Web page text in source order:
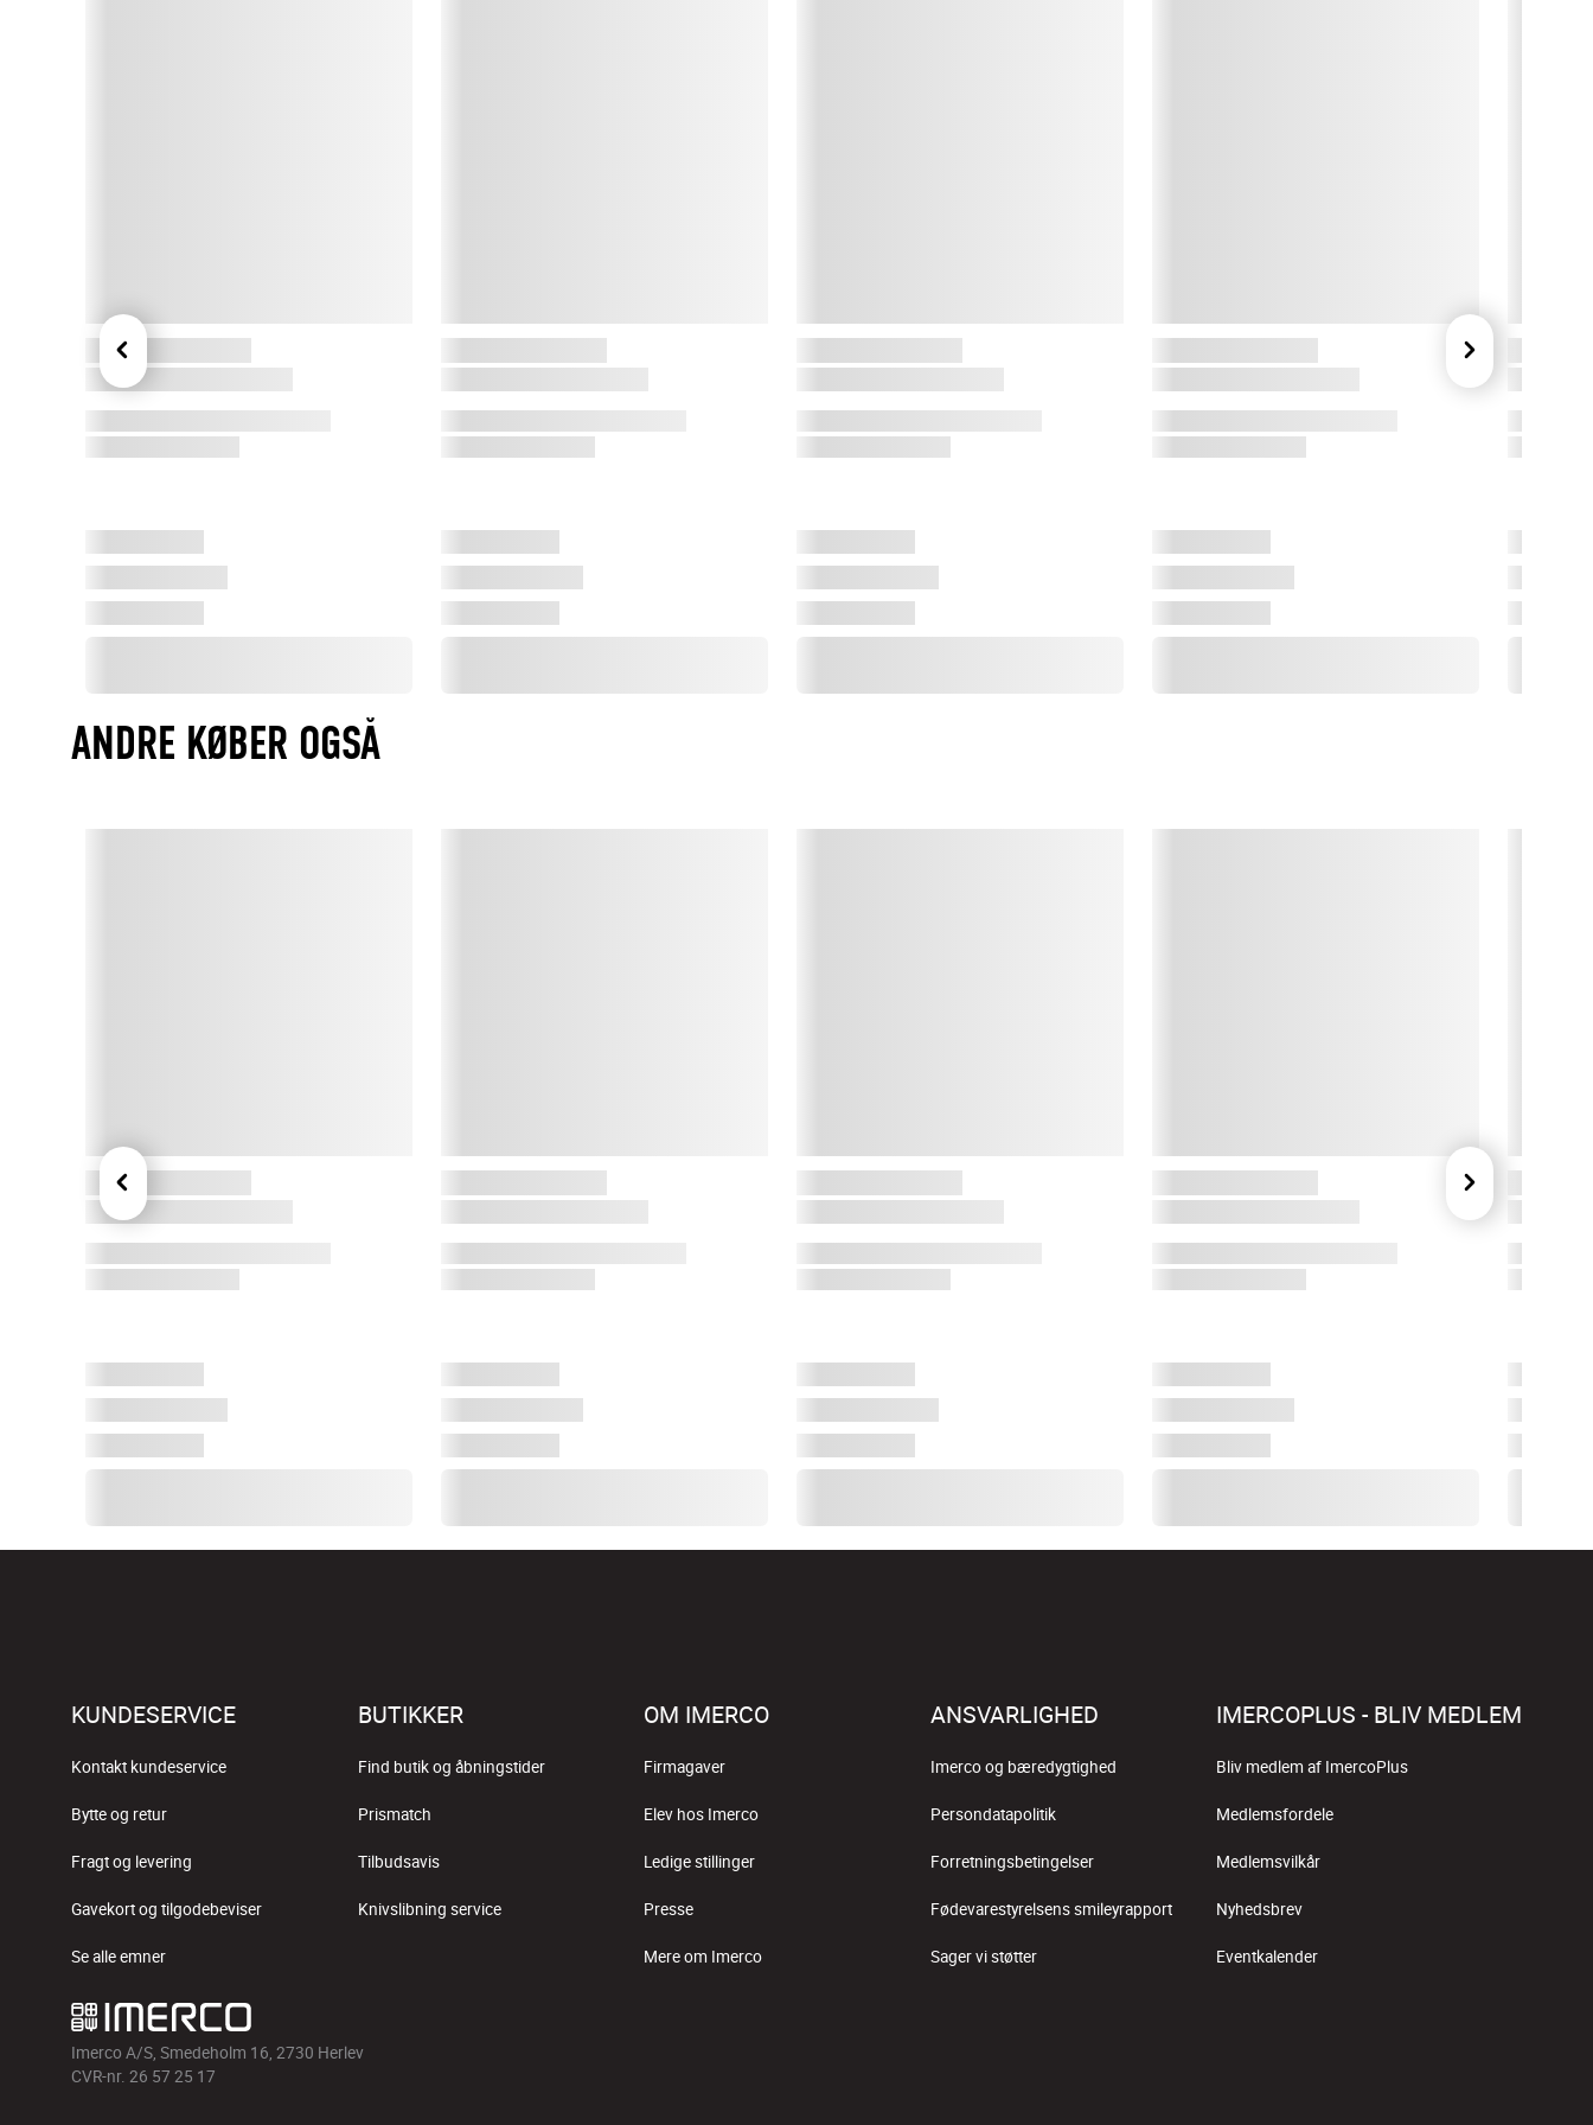
ANDRE KØBER OGSÅ
KUNDESERVICE
Kontakt kundeservice
Bytte og retur
Fragt og levering
Gavekort og tilgodebeviser
Se alle emner
BUTIKKER
Find butik og åbningstider
Prismatch
Tilbudsavis
Knivslibning service
OM IMERCO
Firmagaver
Elev hos Imerco
Ledige stillinger
Presse
Mere om Imerco
ANSVARLIGHED
Imerco og bæredygtighed
Persondatapolitik
Forretningsbetingelser
Fødevarestyrelsens smileyrapport
Sager vi støtter
IMERCOPLUS - BLIV MEDLEM
Bliv medlem af ImercoPlus
Medlemsfordele
Medlemsvilkår
Nyhedsbrev
Eventkalender
Imerco A/S, Smedeholm 16, 2730 Herlev
CVR-nr. 26 57 25 17